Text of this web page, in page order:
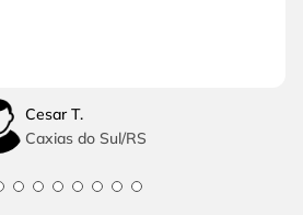
Cesar T.
Caxias do Sul/RS